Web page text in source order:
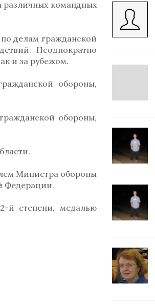
различных командных
делам гражданской
Неоднократно
и за рубежом.
обороны,
обороны,
Министра обороны
Федерации.
й степени, медалью